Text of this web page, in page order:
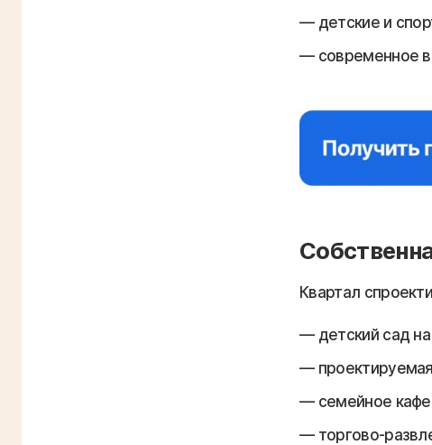
детские и
современное
Квартал
детский сад
семейное
торгово-